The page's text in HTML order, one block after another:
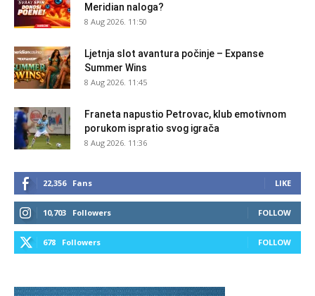
Meridian naloga?
8 Aug 2026. 11:50
Ljetnja slot avantura počinje – Expanse
Summer Wins
8 Aug 2026. 11:45
Franeta napustio Petrovac, klub emotivnom
porukom ispratio svog igrača
8 Aug 2026. 11:36
22,356 Fans LIKE
10,703 Followers FOLLOW
678 Followers FOLLOW